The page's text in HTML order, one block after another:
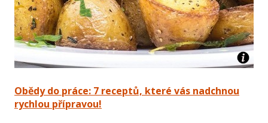
Obědy do práce: 7 receptů, které vás nadchnou
rychlou přípravou!